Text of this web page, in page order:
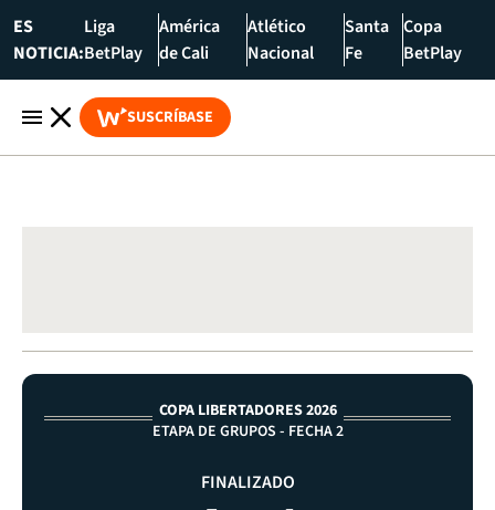
ES
NOTICIA:
Liga
BetPlay
América
de Cali
Atlético
Nacional
Santa
Fe
Copa
BetPlay
SUSCRÍBASE
COPA LIBERTADORES 2026
ETAPA DE GRUPOS - FECHA 2
FINALIZADO